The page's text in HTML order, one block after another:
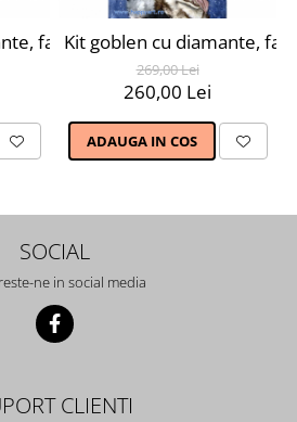
fara sasiu, Buchet alpin,
Kit goblen cu diamante,
269,00 Lei
260,00 Lei
ADAUGA IN COS
SOCIAL
ne in social media
CLIENTI